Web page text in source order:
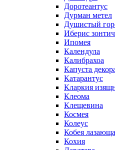
Доротеантус
Дурман метел
Душистый
Иберис
Ипомея
Календула
Калибрахоа
Капуста
Катарантус
Кларкия
Клеома
Клещевина
Космея
Колеус
Кобея
Кохия